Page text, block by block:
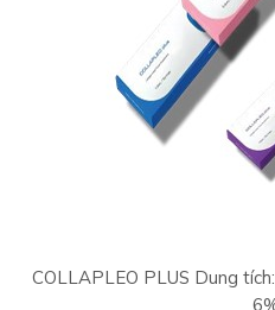
COLLAPLEO PLUS Dung